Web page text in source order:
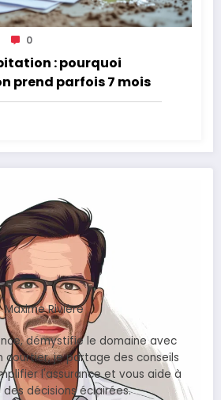
0
: pourquoi
prend parfois 7 mois
Maxime Rivière
démystifie le domaine avec
courtier, je partage des conseils
l'assurance et vous aide à
décisions éclairées.